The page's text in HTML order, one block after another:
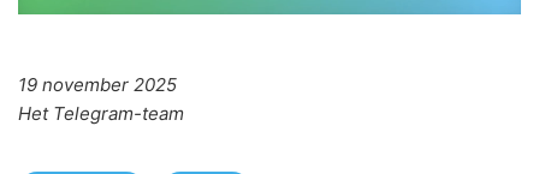
19 november 2025
Het Telegram-team